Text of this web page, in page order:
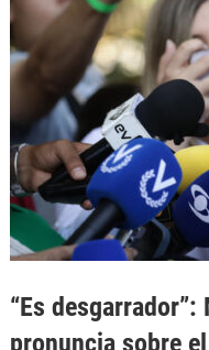
“Es
pronuncia sobre